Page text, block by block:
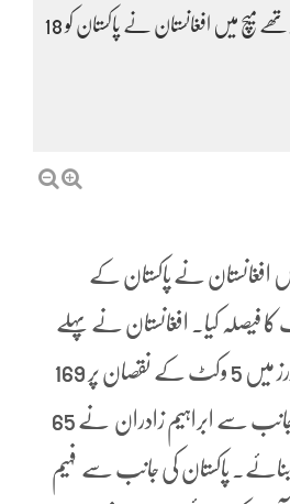
سہ ملکی ٹی ٹوئنٹی سیریز کے چوتھے میچ میں افغانستان نے پاکستان کو 18
افغانستان نے پاکستان کے
فیصلہ کیا۔ افغانستان نے پہلے
کھیلتے ہوئے مقررہ 20 اوورز میں 5 وکٹ کے نقصان پر 169
رنز بنائے۔ افغانستان کی جانب سے ابراہیم زادران نے 65
اللہ نے 64 رنز بنائے۔ پاکستان کی جانب سے فہیم